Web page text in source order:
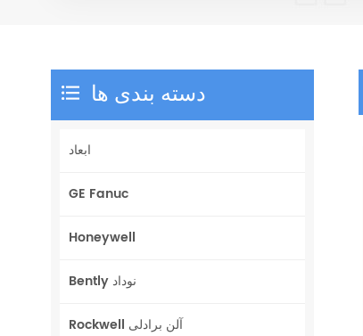
دسته بندی ها
ابعاد
GE Fanuc
Honeywell
Bently نوداد
Rockwell آلن برادلی